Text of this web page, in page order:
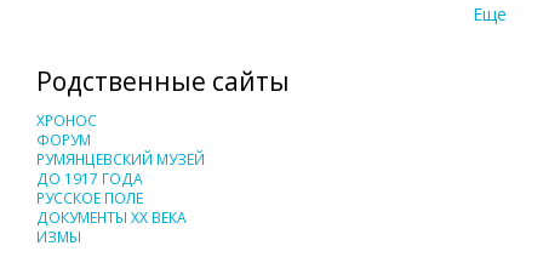
Еще
Родственные сайты
ХРОНОС
ФОРУМ
РУМЯНЦЕВСКИЙ МУЗЕЙ
ДО 1917 ГОДА
РУССКОЕ ПОЛЕ
ДОКУМЕНТЫ XX ВЕКА
ИЗМЫ